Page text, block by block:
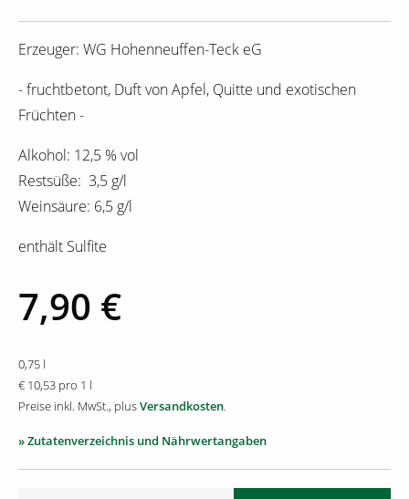
Erzeuger: WG Hohenneuffen-Teck eG
- fruchtbetont, Duft von Apfel, Quitte und exotischen
Früchten -
Alkohol: 12,5 % vol
Restsüße: 3,5 g/l
Weinsäure: 6,5 g/l
enthält Sulfite
7,90 €
0,75 l
€ 10,53 pro 1 l
Preise inkl. MwSt., plusVersandkosten.
» Zutatenverzeichnis und Nährwertangaben